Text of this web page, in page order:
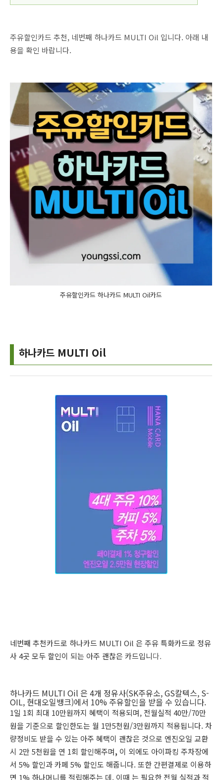
주유할인카드 추천, 네번째 하나카드 MULTI Oil 입니다. 아래 내
용을 확인 바랍니다.
주유할인카드 하나카드 MULTI Oil카드
하나카드 MULTI Oil
네번째 추천카드로 하나카드 MULTI Oil 은 주유 특화카드로 정유
사 4곳 모두 할인이 되는 아주 괜찮은 카드입니다.
하나카드 MULTI Oil 은 4개 정유사(SK주유소, GS칼텍스, S-
OIL, 현대오일뱅크)에서 10% 주유할인을 받을 수 있습니다.
1일 1회 최대 10만원까지 혜택이 적용되며, 전월실적 40만/70만
원을 기준으로 할인한도는 월 1만5천원/3만원까지 적용됩니다. 차
량정비도 받을 수 있는 아주 혜택이 괜찮은 것으로 엔진오일 교환
시 2만 5천원을 연 1회 할인해주며, 이 외에도 아이파킹 주차장에
서 5% 할인과 카페 5% 할인도 해줍니다. 또한 간편결제로 이용하
면 1% 하나머니를 적립해주는 데, 이때 는 필요한 전월 실적과 적